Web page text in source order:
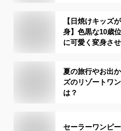
【日焼けキッズ
身】色黒な10歳
に可愛く変身さ
夏の旅行やお出
ズのリゾートワ
は？
セーラーワンピ